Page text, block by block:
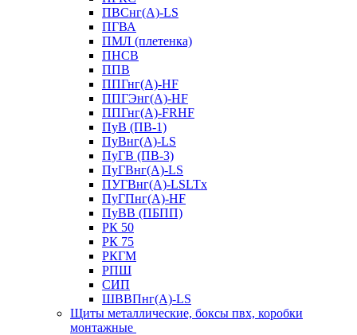
ПВСнг(А)-LS
ПГВА
ПМЛ (плетенка)
ПНСВ
ППВ
ППГнг(А)-HF
ППГЭнг(А)-HF
ППГнг(А)-FRHF
ПуВ (ПВ-1)
ПуВнг(А)-LS
ПуГВ (ПВ-3)
ПуГВнг(А)-LS
ПУГВнг(А)-LSLTx
ПуГПнг(А)-HF
ПуВВ (ПБПП)
РК 50
РК 75
РКГМ
РПШ
СИП
ШВВПнг(А)-LS
Щиты металлические, боксы пвх, коробки
монтажные